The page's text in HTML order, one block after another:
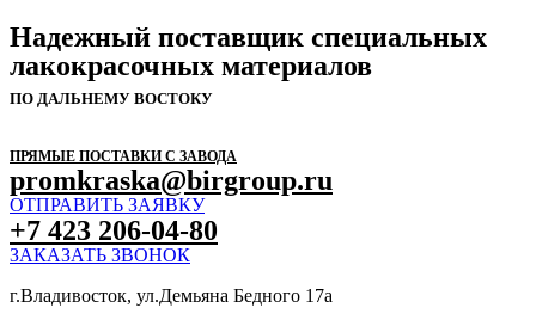
Надежный поставщик специальных
лакокрасочных материалов
ПО ДАЛЬНЕМУ ВОСТОКУ
ПРЯМЫЕ ПОСТАВКИ С ЗАВОДА
promkraska@birgroup.ru
ОТПРАВИТЬ ЗАЯВКУ
+7 423 206-04-80
ЗАКАЗАТЬ ЗВОНОК
г.Владивосток, ул.Демьяна Бедного 17а